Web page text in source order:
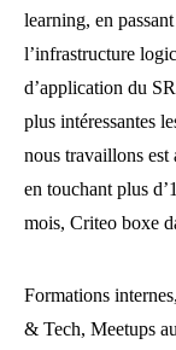
learning, en
l’infrastructure
d’application du
plus intéressantes
nous travaillons est
en touchant plus
mois, Criteo boxe
Formations
& Tech, Meetups